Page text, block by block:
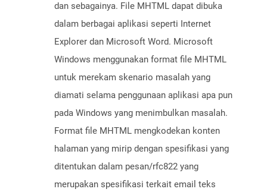
dan sebagainya. File MHTML dapat dibuka
dalam berbagai aplikasi seperti Internet
Explorer dan Microsoft Word. Microsoft
Windows menggunakan format file MHTML
untuk merekam skenario masalah yang
diamati selama penggunaan aplikasi apa pun
pada Windows yang menimbulkan masalah.
Format file MHTML mengkodekan konten
halaman yang mirip dengan spesifikasi yang
ditentukan dalam pesan/rfc822 yang
merupakan spesifikasi terkait email teks